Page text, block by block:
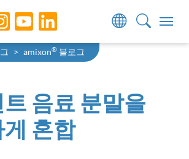
amixon® 블로그
음료 분말을
혼합